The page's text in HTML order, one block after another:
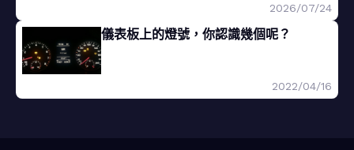
2026/07/24
儀表板上的燈號，你認識幾個呢？
2022/04/16